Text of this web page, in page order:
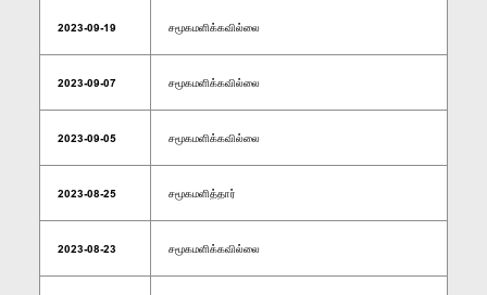
2023-09-19 சமூகமளிக்கவில்லை
2023-09-07 சமூகமளிக்கவில்லை
2023-09-05 சமூகமளிக்கவில்லை
2023-08-25 சமூகமளித்தார்
2023-08-23 சமூகமளிக்கவில்லை